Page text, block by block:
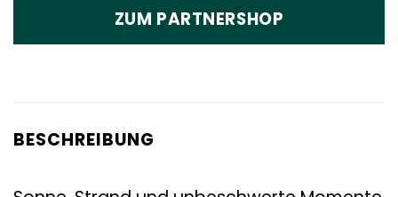
ZUM PARTNERSHOP
BESCHREIBUNG